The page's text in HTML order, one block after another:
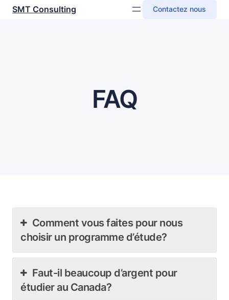
SkipSMT Consulting Contactez nous
FAQ
Comment vous faites pour nous
choisir un programme d’étude?
Faut-il beaucoup d’argent pour
étudier au Canada?